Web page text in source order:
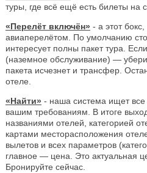
туры, где всё ещё есть билеты на
«Перелёт включён» - а этот
авиаперелётом. По умолчанию
интересует полны пакет тура.
(наземное обслуживание) —
пакета исчезнет и трансфер.
отеле.
«Найти» - наша система ищет все
вашим требованиям. В итоге
названиями отелей, категорией
картами месторасположения
вылетов и всех параметров
главное — цена. Это актуальная
Бронируйте сейчас.